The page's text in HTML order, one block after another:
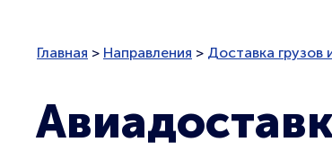
Главная > Направления > Доставка грузов